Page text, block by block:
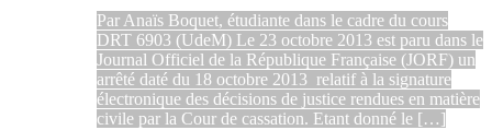
Par Anaïs Boquet, étudiante dans le cadre du cours
DRT 6903 (UdeM) Le 23 octobre 2013 est paru dans le
Journal Officiel de la République Française (JORF) un
arrêté daté du 18 octobre 2013 relatif à la signature
électronique des décisions de justice rendues en matière
civile par la Cour de cassation. Etant donné le […]